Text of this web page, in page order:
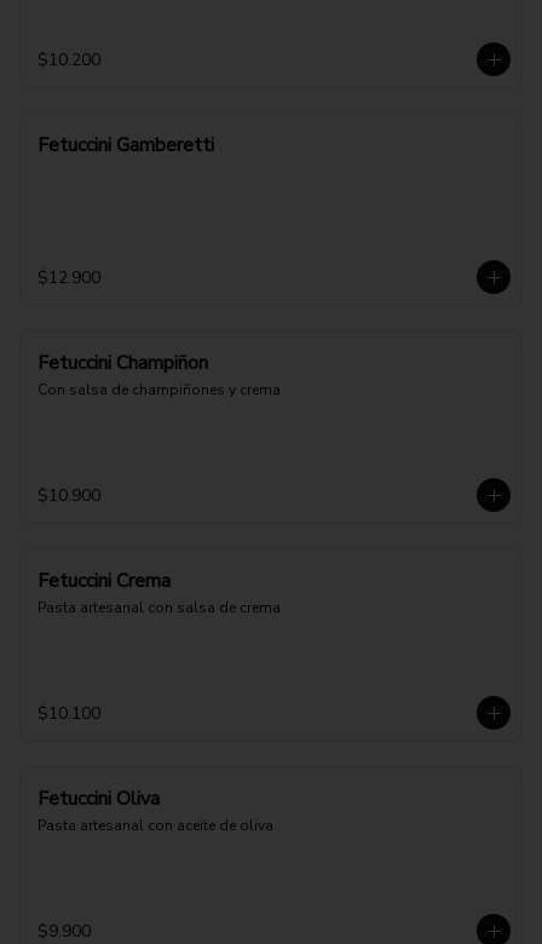
$10.200
Fetuccini Gamberetti
$12.900
Fetuccini Champiñon
Con salsa de champiñones y crema
$10.900
Fetuccini Crema
Pasta artesanal con salsa de crema
$10.100
Fetuccini Oliva
Pasta artesanal con aceite de oliva
$9.900